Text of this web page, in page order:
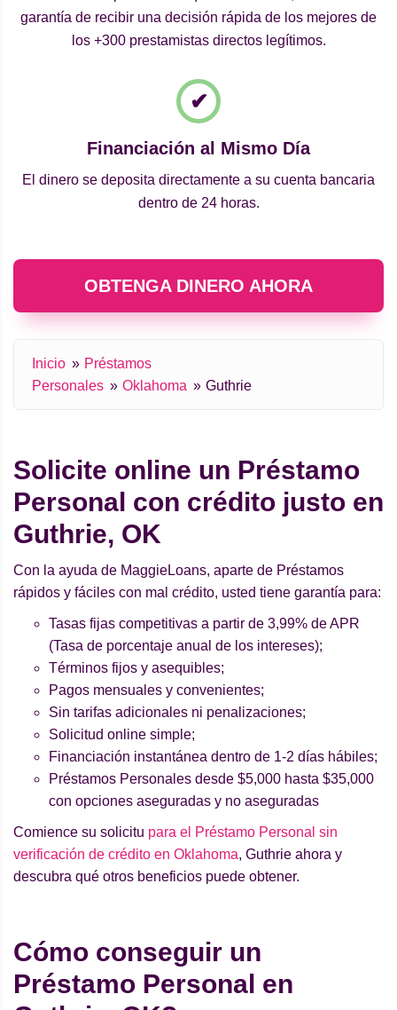
garantía de recibir una decisión rápida de los mejores de
los +300 prestamistas directos legítimos.
Financiación al Mismo Día
El dinero se deposita directamente a su cuenta bancaria
dentro de 24 horas.
OBTENGA DINERO AHORA
Inicio
Préstamos
Personales
Oklahoma Guthrie
Solicite online un Préstamo
Personal con crédito justo en
Guthrie, OK
Con la ayuda de MaggieLoans, aparte de Préstamos
rápidos y fáciles con mal crédito, usted tiene garantía para:
Tasas fijas competitivas a partir de 3,99% de APR
(Tasa de porcentaje anual de los intereses);
Términos fijos y asequibles;
Pagos mensuales y convenientes;
Sin tarifas adicionales ni penalizaciones;
Solicitud online simple;
Financiación instantánea dentro de 1-2 días hábiles;
Préstamos Personales desde $5,000 hasta $35,000
con opciones aseguradas y no aseguradas
Comience su solicitu para el Préstamo Personal sin
verificación de crédito en Oklahoma, Guthrie ahora y
descubra qué otros beneficios puede obtener.
Cómo conseguir un
Préstamo Personal en